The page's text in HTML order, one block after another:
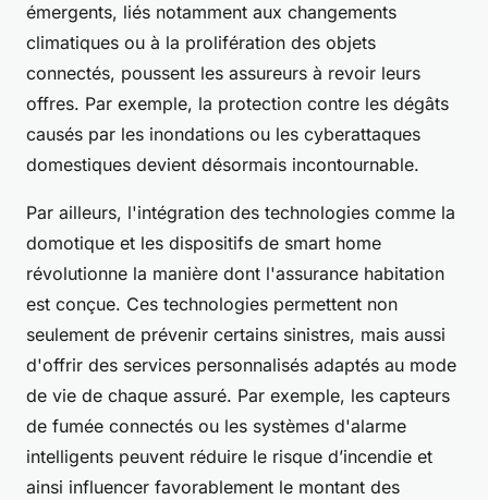
émergents, liés notamment aux changements
climatiques ou à la prolifération des objets
connectés, poussent les assureurs à revoir leurs
offres. Par exemple, la protection contre les dégâts
causés par les inondations ou les cyberattaques
domestiques devient désormais incontournable.
Par ailleurs, l'intégration des technologies comme la
domotique et les dispositifs de smart home
révolutionne la manière dont l'assurance habitation
est conçue. Ces technologies permettent non
seulement de prévenir certains sinistres, mais aussi
d'offrir des services personnalisés adaptés au mode
de vie de chaque assuré. Par exemple, les capteurs
de fumée connectés ou les systèmes d'alarme
intelligents peuvent réduire le risque d’incendie et
ainsi influencer favorablement le montant des